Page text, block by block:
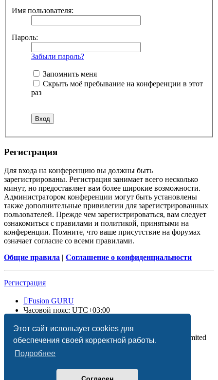
Этот сайт использует cookies для
обеспечения своей корректной работы.
Подробнее
Имя пользователя:
Пароль:
Забыли пароль?
Запомнить меня
Скрыть моё пребывание на конференции в этот
раз
Регистрация
Для входа на конференцию вы должны быть
зарегистрированы. Регистрация занимает всего несколько
минут, но предоставляет вам более широкие возможности.
Администратором конференции могут быть установлены
также дополнительные привилегии для зарегистрированных
пользователей. Прежде чем зарегистрироваться, вам следует
ознакомиться с правилами и политикой, принятыми на
конференции. Помните, что ваше присутствие на форумах
означает согласие со всеми правилами.
Общие правила | Соглашение о конфиденциальности
Регистрация
Fusion GURU
Часовой пояс: UTC+03:00
Создано на основеphpBB® Forum Software © phpBB Limited